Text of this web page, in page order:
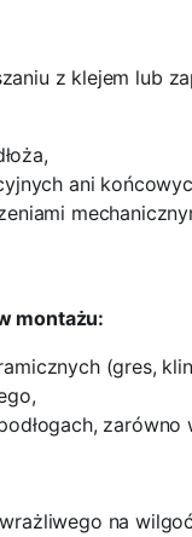
z klejem lub
ani
montażu:
(gres,
na